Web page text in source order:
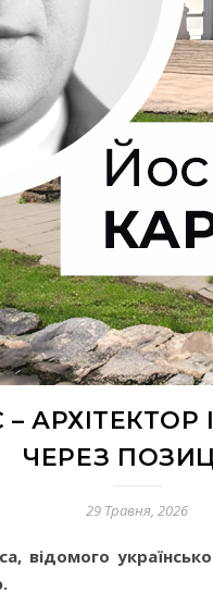
ЧЕРЕЗ
29 Травня, 2026
відомого